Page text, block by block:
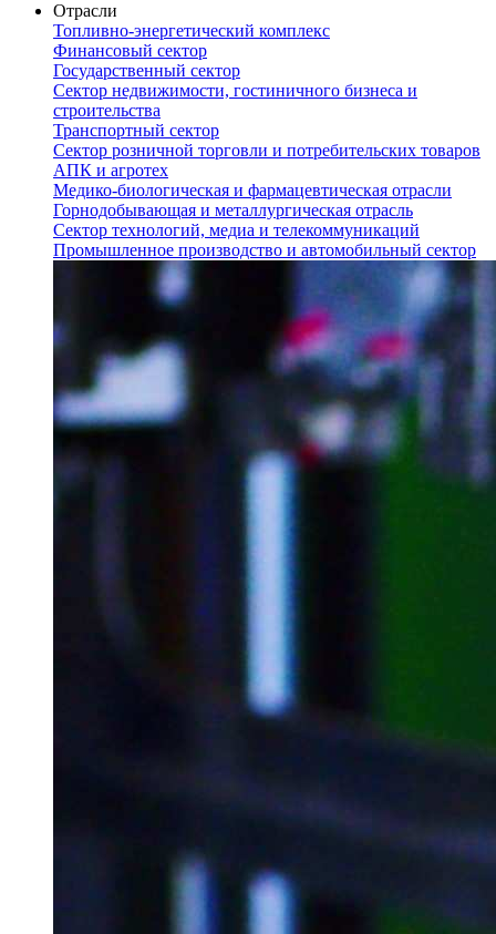
Отрасли
Топливно-энергетический комплекс
Финансовый сектор
Государственный сектор
Сектор недвижимости, гостиничного бизнеса и
строительства
Транспортный сектор
Сектор розничной торговли и потребительских товаров
АПК и агротех
Медико-биологическая и фармацевтическая отрасли
Горнодобывающая и металлургическая отрасль
Сектор технологий, медиа и телекоммуникаций
Промышленное производство и автомобильный сектор